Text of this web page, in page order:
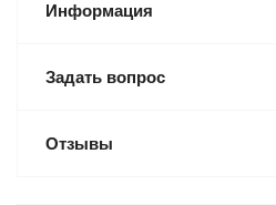
Информация
Задать вопрос
Отзывы